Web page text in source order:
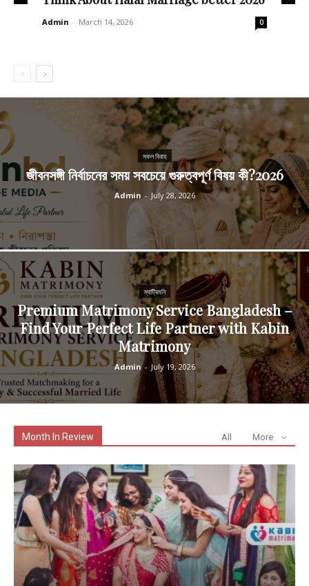
Admin - March 14, 2026 0
সফল বিবাহ
জীবনসঙ্গী নির্বাচনের সময় সবচেয়ে গুরুত্বপূর্ণ বিষয় কী?2026
Admin - July 28, 2026
ম্যাট্রিমনি
Premium Matrimony Service Bangladesh –
Find Your Perfect Life Partner with Kabin
Matrimony
Admin - July 19, 2026
Month In Review All More